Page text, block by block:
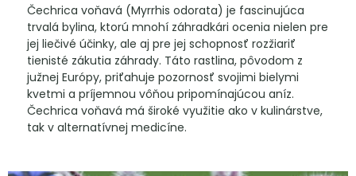
Čechrica voňavá (Myrrhis odorata) je fascinujúca
trvalá bylina, ktorú mnohí záhradkári ocenia nielen pre
jej liečivé účinky, ale aj pre jej schopnosť rozžiariť
tienisté zákutia záhrady. Táto rastlina, pôvodom z
južnej Európy, priťahuje pozornosť svojimi bielymi
kvetmi a príjemnou vôňou pripomínajúcou aníz.
Čechrica voňavá má široké využitie ako v kulinárstve,
tak v alternatívnej medicíne.